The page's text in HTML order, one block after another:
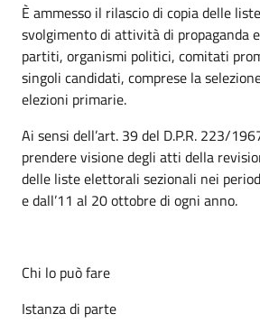
È ammesso il rilascio di copia delle
svolgimento di attività di propaganda
partiti, organismi politici, comitati
singoli candidati, comprese la
elezioni primarie.
Ai sensi dell’art. 39 del D.P.R. 223/
prendere visione degli atti della
delle liste elettorali sezionali nei
e dall’11 al 20 ottobre di ogni anno.
Chi lo può fare
Istanza di parte